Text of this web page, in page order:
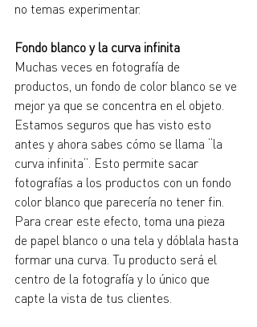
no temas experimentar.
Fondo blanco y la curva infinita
Muchas veces en fotografía de
productos, un fondo de color blanco se ve
mejor ya que se concentra en el objeto.
Estamos seguros que has visto esto
antes y ahora sabes cómo se llama “la
curva infinita”. Esto permite sacar
fotografías a los productos con un fondo
color blanco que parecería no tener fin.
Para crear este efecto, toma una pieza
de papel blanco o una tela y dóblala hasta
formar una curva. Tu producto será el
centro de la fotografía y lo único que
capte la vista de tus clientes.